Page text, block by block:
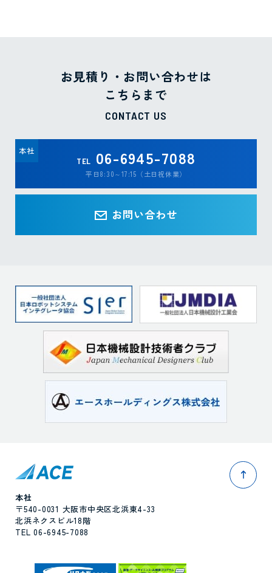
お見積り・お問い合わせは
こちらまで
CONTACT US
本社
TEL 06-6945-7088
平日8:30～17:15（土日祝休業）
お問い合わせ
本社
〒540-0031 大阪市中央区北浜東4-33
北浜ネクスビル18階
TEL 06-6945-7088